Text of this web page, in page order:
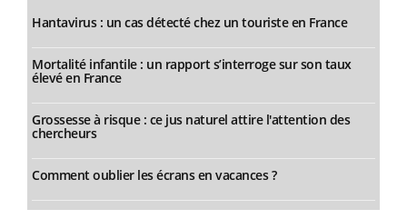
Hantavirus : un cas détecté chez un touriste en France
Mortalité infantile : un rapport s’interroge sur son taux
élevé en France
Grossesse à risque : ce jus naturel attire l'attention des
chercheurs
Comment oublier les écrans en vacances ?